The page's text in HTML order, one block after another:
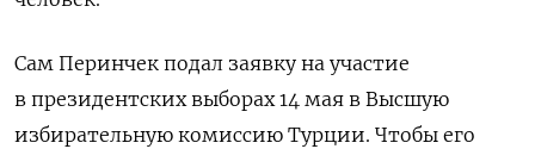
Сам Перинчек подал заявку на участие
в президентских выборах 14 мая в Высшую
избирательную комиссию Турции. Чтобы его